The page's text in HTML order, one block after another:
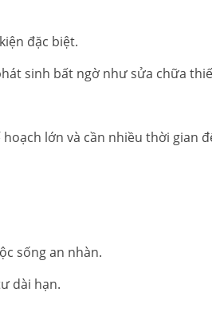
đặc biệt.
sinh bất ngờ như sửa chữa
lớn và cần nhiều thời gian
sống an nhàn.
dài hạn.